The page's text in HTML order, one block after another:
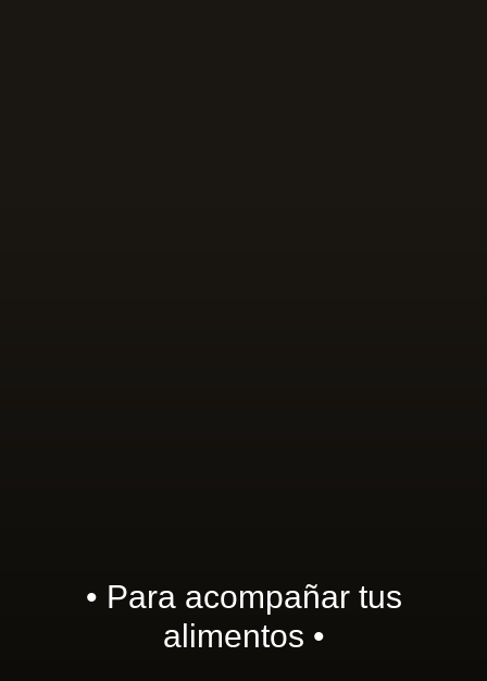
• Para acompañar tus
alimentos •